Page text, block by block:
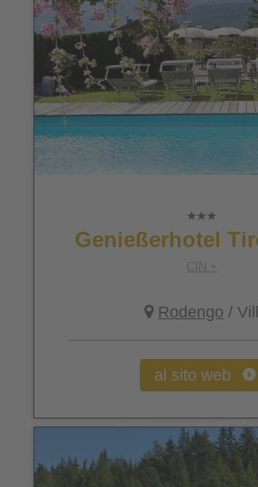
Genießerhotel
CIN +
Rodengo / Vill
al sito web